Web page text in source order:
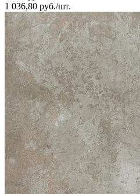
1 036,80 руб./шт.